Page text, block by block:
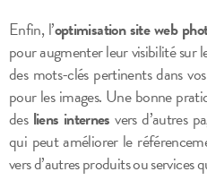
Enfin, l’optimisation site web
pour augmenter leur visibilité sur
des mots-clés pertinents dans
pour les images. Une bonne
des liens internes vers d’autres
qui peut améliorer le
vers d’autres produits ou services